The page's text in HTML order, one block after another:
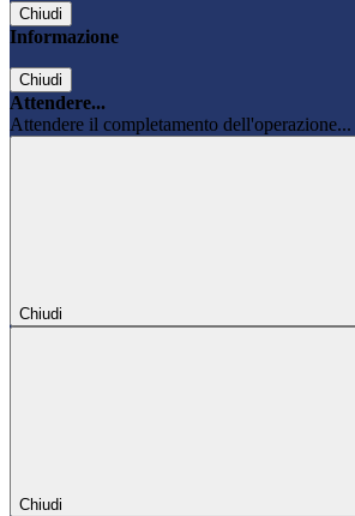
Chiudi
Informazione
Chiudi
Attendere...
Attendere il completamento dell'operazione...
Chiudi
Chiudi